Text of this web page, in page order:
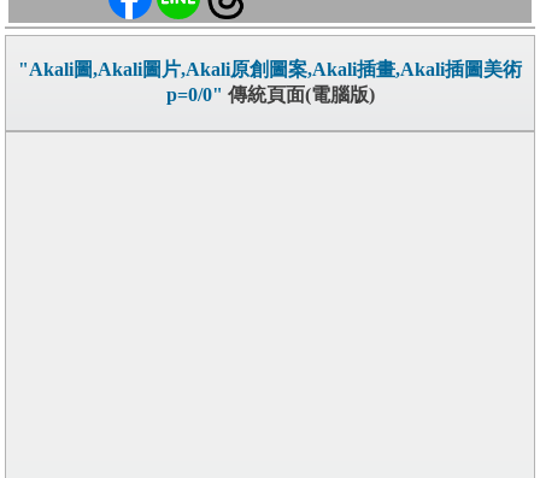
"Akali圖,Akali圖片,Akali原創圖案,Akali插畫,Akali插圖美術
p=0/0" 傳統頁面(電腦版)